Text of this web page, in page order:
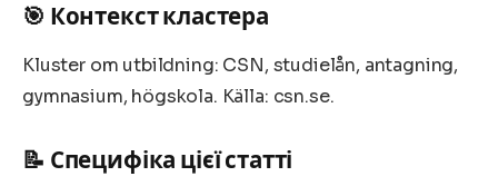
🎯 Контекст кластера
Kluster om utbildning: CSN, studielån, antagning,
gymnasium, högskola. Källa: csn.se.
📝 Специфіка цієї статті